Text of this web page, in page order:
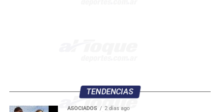
TENDENCIAS
ASOCIADOS 2 días ago